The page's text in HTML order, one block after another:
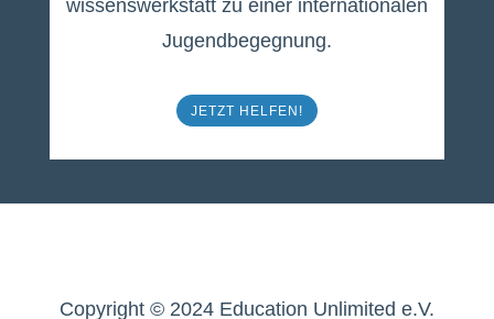
wissenswerkstatt zu einer internationalen
Jugendbegegnung.
JETZT HELFEN!
Copyright © 2024 Education Unlimited e.V.